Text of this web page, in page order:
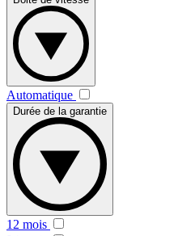
Automatique
Durée de la garantie
12 mois